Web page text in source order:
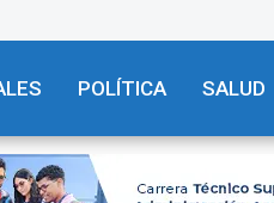
POLÍTICA SALUD